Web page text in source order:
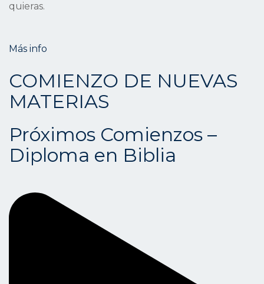
quieras.
Más info
COMIENZO DE NUEVAS
MATERIAS
Próximos Comienzos –
Diploma en Biblia